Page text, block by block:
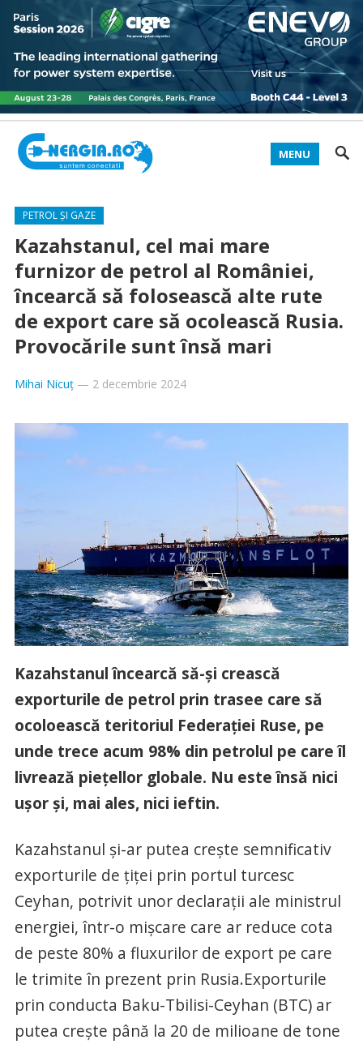
MENU
PETROL ȘI GAZE
Kazahstanul, cel mai mare
furnizor de petrol al României,
încearcă să folosească alte rute
de export care să ocolească Rusia.
Provocările sunt însă mari
Mihai Nicuț— 2 decembrie 2024
Kazahstanul încearcă să-și crească
exporturile de petrol prin trasee care să
ocoloească teritoriul Federației Ruse, pe
unde trece acum 98% din petrolul pe care îl
livrează piețellor globale. Nu este însă nici
ușor și, mai ales, nici ieftin.
Kazahstanul și-ar putea crește semnificativ
exporturile de țiței prin portul turcesc
Ceyhan, potrivit unor declarații ale ministrul
energiei, într-o mișcare care ar reduce cota
de peste 80% a fluxurilor de export pe care
le trimite în prezent prin Rusia.Exporturile
prin conducta Baku-Tbilisi-Ceyhan (BTC) ar
putea crește până la 20 de milioane de tone